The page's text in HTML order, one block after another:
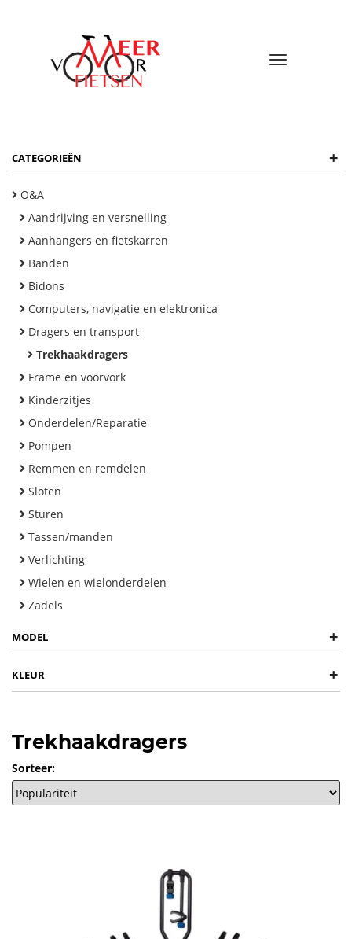
Toggle
CATEGORIEËN +
O&A
Aandrijving en versnelling
Aanhangers en fietskarren
Banden
Bidons
Computers, navigatie en elektronica
Dragers en transport
Trekhaakdragers
Frame en voorvork
Kinderzitjes
Onderdelen/Reparatie
Pompen
Remmen en remdelen
Sloten
Sturen
Tassen/manden
Verlichting
Wielen en wielonderdelen
Zadels
MODEL +
KLEUR +
Trekhaakdragers
Sorteer: